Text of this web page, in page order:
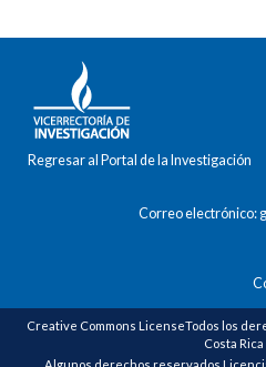
Regresar al Portal de la Investigación
Correo electrónico:
Creative Commons LicenseTodos los
Costa Rica